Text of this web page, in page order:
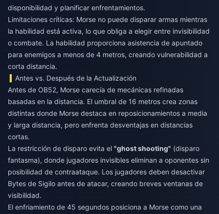
disponibilidad y planificar enfrentamientos.
Limitaciones críticas: Morse no puede disparar armas mientras
la habilidad está activa, lo que obliga a elegir entre invisibilidad
o combate. La habilidad proporciona asistencia de apuntado
para enemigos a menos de 4 metros, creando vulnerabilidad a
corta distancia.
Antes vs. Después de la Actualización
Antes de OB52, Morse carecía de mecánicas refinadas
basadas en la distancia. El umbral de 16 metros crea zonas
distintas donde Morse destaca en reposicionamientos a media
y larga distancia, pero enfrenta desventajas en distancias
cortas.
La restricción de disparo evita el "ghost shooting" (disparo
fantasma), donde jugadores invisibles eliminan a oponentes sin
posibilidad de contraataque. Los jugadores deben desactivar
Bytes de Sigilo antes de atacar, creando breves ventanas de
visibilidad.
El enfriamiento de 45 segundos posiciona a Morse como una